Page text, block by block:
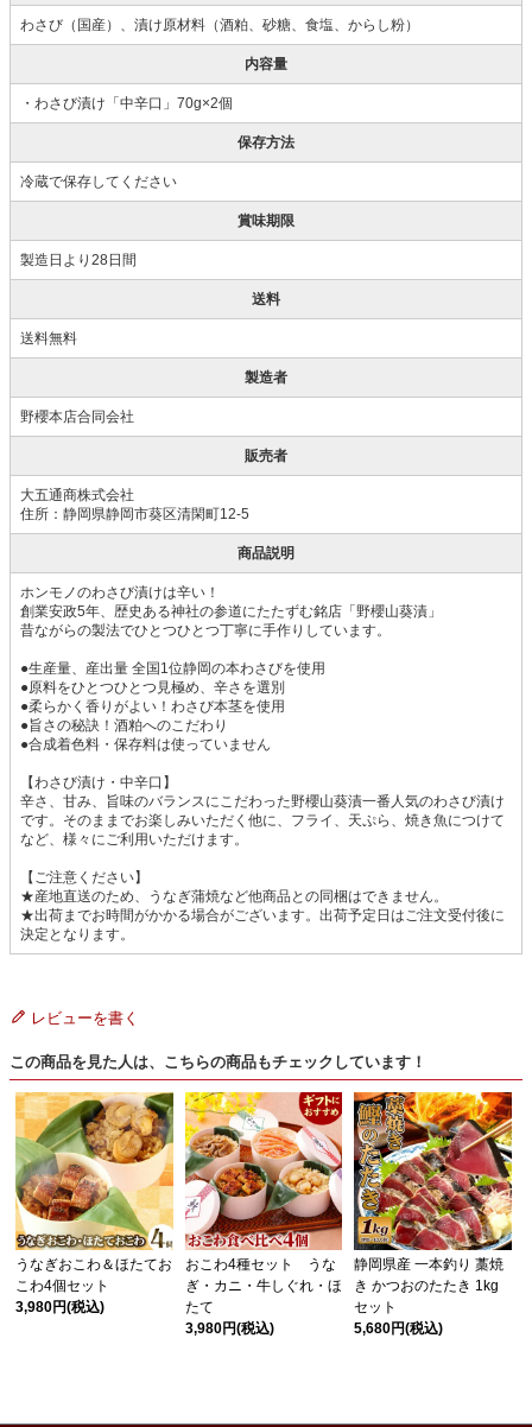
わさび（国産）、漬け原材料（酒粕、砂糖、食塩、からし粉）
内容量
・わさび漬け「中辛口」70g×2個
保存方法
冷蔵で保存してください
賞味期限
製造日より28日間
送料
送料無料
製造者
野櫻本店合同会社
販売者
大五通商株式会社
住所：静岡県静岡市葵区清閑町12-5
商品説明
ホンモノのわさび漬けは辛い！
創業安政5年、歴史ある神社の参道にたたずむ銘店「野櫻山葵漬」
昔ながらの製法でひとつひとつ丁寧に手作りしています。
●生産量、産出量 全国1位静岡の本わさびを使用
●原料をひとつひとつ見極め、辛さを選別
●柔らかく香りがよい！わさび本茎を使用
●旨さの秘訣！酒粕へのこだわり
●合成着色料・保存料は使っていません
【わさび漬け・中辛口】
辛さ、甘み、旨味のバランスにこだわった野櫻山葵漬一番人気のわさび漬け
です。そのままでお楽しみいただく他に、フライ、天ぷら、焼き魚につけて
など、様々にご利用いただけます。
【ご注意ください】
★産地直送のため、うなぎ蒲焼など他商品との同梱はできません。
★出荷までお時間がかかる場合がございます。出荷予定日はご注文受付後に
決定となります。
レビューを書く
この商品を見た人は、こちらの商品もチェックしています！
うなぎおこわ＆ほたてお
こわ4個セット
3,980円(税込)
おこわ4種セット うな
ぎ・カニ・牛しぐれ・ほ
たて
3,980円(税込)
静岡県産 一本釣り 藁焼
き かつおのたたき 1kg
セット
5,680円(税込)